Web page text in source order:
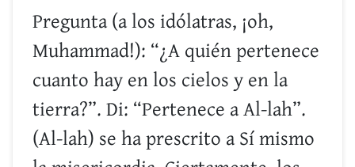
Pregunta (a los idólatras, ¡oh,
Muhammad!): “¿A quién pertenece
cuanto hay en los cielos y en la
tierra?”. Di: “Pertenece a Al-lah”.
(Al-lah) se ha prescrito a Sí mismo